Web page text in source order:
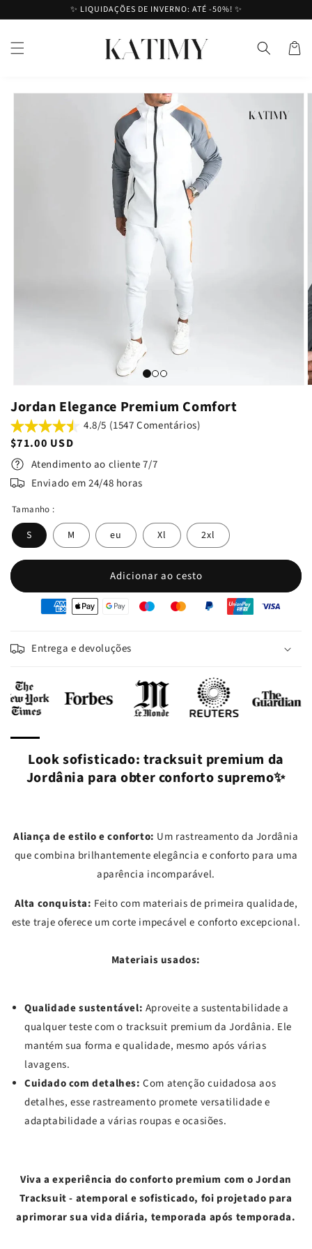
✨ LIQUIDAÇÕES DE INVERNO: ATÉ -50%! ✨
Cesto
Jordan Elegance Premium Comfort
4.8/5 (1547 Comentários)
Preço
normal
$71.00 USD
Atendimento ao cliente 7/7
Enviado em 24/48 horas
Tamanho :
S M eu Xl 2xl
Adicionar ao cesto
Entrega e devoluções
Look sofisticado: tracksuit premium da
Jordânia para obter conforto supremo✨
Aliança de estilo e conforto: Um rastreamento da Jordânia
que combina brilhantemente elegância e conforto para uma
aparência incomparável.
Alta conquista: Feito com materiais de primeira qualidade,
este traje oferece um corte impecável e conforto excepcional.
Materiais usados:
Qualidade sustentável: Aproveite a sustentabilidade a
qualquer teste com o tracksuit premium da Jordânia. Ele
mantém sua forma e qualidade, mesmo após várias
lavagens.
Cuidado com detalhes: Com atenção cuidadosa aos
detalhes, esse rastreamento promete versatilidade e
adaptabilidade a várias roupas e ocasiões.
Viva a experiência do conforto premium com o Jordan
Tracksuit - atemporal e sofisticado, foi projetado para
aprimorar sua vida diária, temporada após temporada.